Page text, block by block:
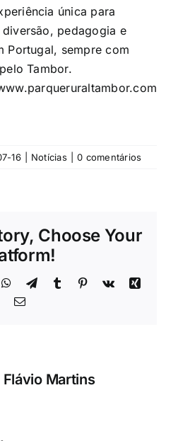
única para
pedagogia e
Portugal, sempre com
Tambor.
16 Notícias 0 comentários
Choose Your
WhatsApp
TelegramTumblr Pinterest
Vk
Xing
Email
Flávio Martins